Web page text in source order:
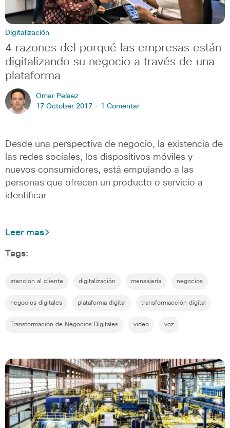
Digitalización
4 razones del porqué las empresas están
digitalizando su negocio a través de una
plataforma
Omar Pelaez
17 October 2017 - 1 Comentar
Desde una perspectiva de negocio, la existencia de
las redes sociales, los dispositivos móviles y
nuevos consumidores, está empujando a las
personas que ofrecen un producto o servicio a
identificar
Leer mas
Tags:
atencion al cliente digitalización mensajería negocios
negocios digitales plataforma digital transformacción digital
Transformación de Negocios Digitales video voz